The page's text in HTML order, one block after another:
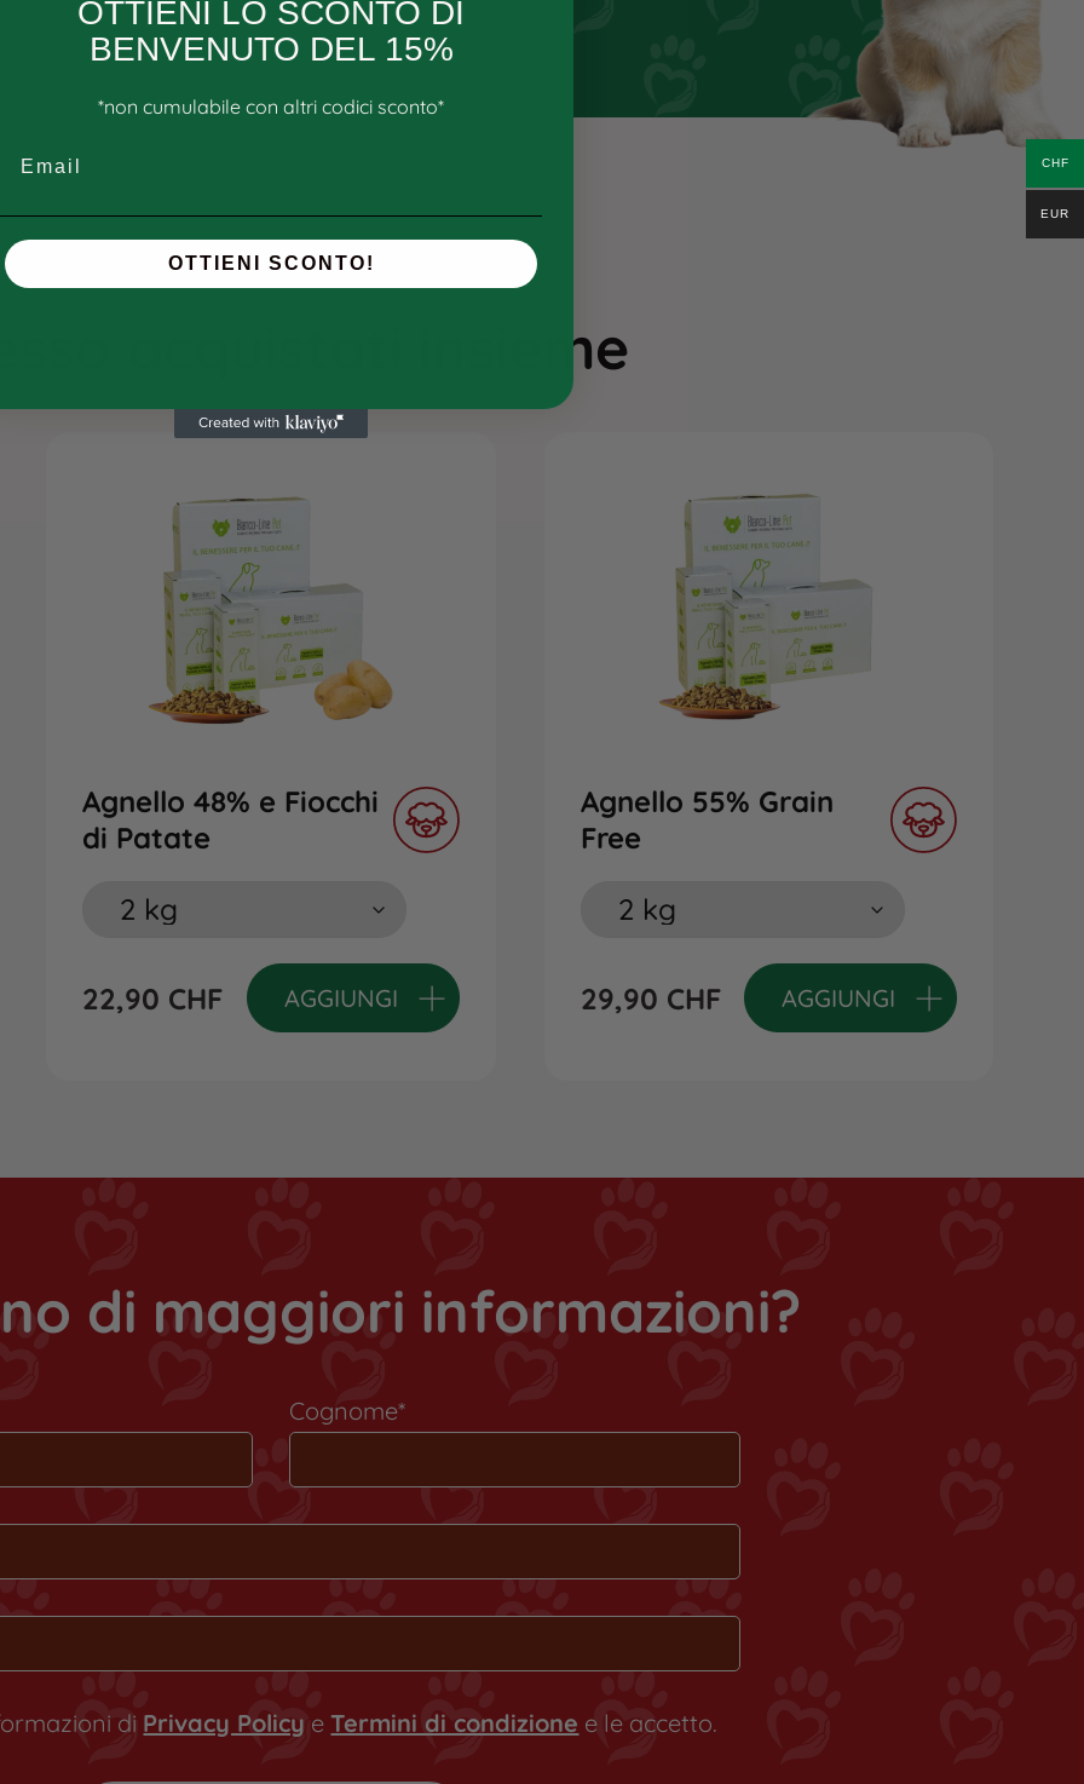
acquistati insieme
Agnello 48% e Fiocchi
di Patate
22,90 CHF AGGIUNGI
Agnello 55% Grain
Free
29,90 CHF AGGIUNGI
di maggiori informazioni?
Cognome*
di Privacy Policy eTermini di condizione e le accetto.
CHF
EUR
OTTIENI LO SCONTO DI
BENVENUTO DEL 15%
*non cumulabile con altri codici sconto*
OTTIENI SCONTO!